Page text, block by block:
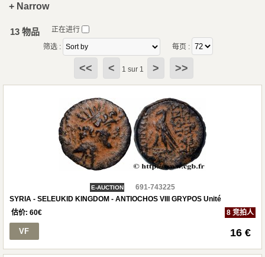
+ Narrow
13 物品 正在进行
筛选 : 每页 :
<< < 1 sur 1 > >>
E-AUCTION
691-743225
SYRIA - SELEUKID KINGDOM - ANTIOCHOS VIII GRYPOS Unité
估价: 60€ 8 竞拍人
VF 16 €